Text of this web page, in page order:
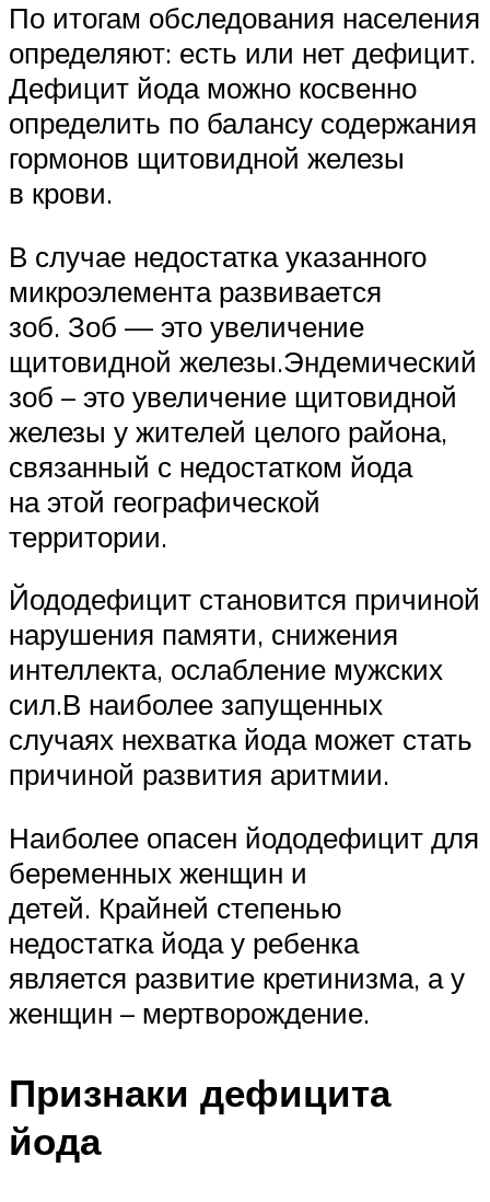
По итогам обследования населения
определяют: есть или нет дефицит.
Дефицит йода можно косвенно
определить по балансу содержания
гормонов щитовидной железы
в крови.
В случае недостатка указанного
микроэлемента развивается
зоб. Зоб — это увеличение
щитовидной железы.Эндемический
зоб – это увеличение щитовидной
железы у жителей целого района,
связанный с недостатком йода
на этой географической
территории.
Йододефицит становится причиной
нарушения памяти, снижения
интеллекта, ослабление мужских
сил.В наиболее запущенных
случаях нехватка йода может стать
причиной развития аритмии.
Наиболее опасен йододефицит для
беременных женщин и
детей. Крайней степенью
недостатка йода у ребенка
является развитие кретинизма, а у
женщин – мертворождение.
Признаки дефицита
йода